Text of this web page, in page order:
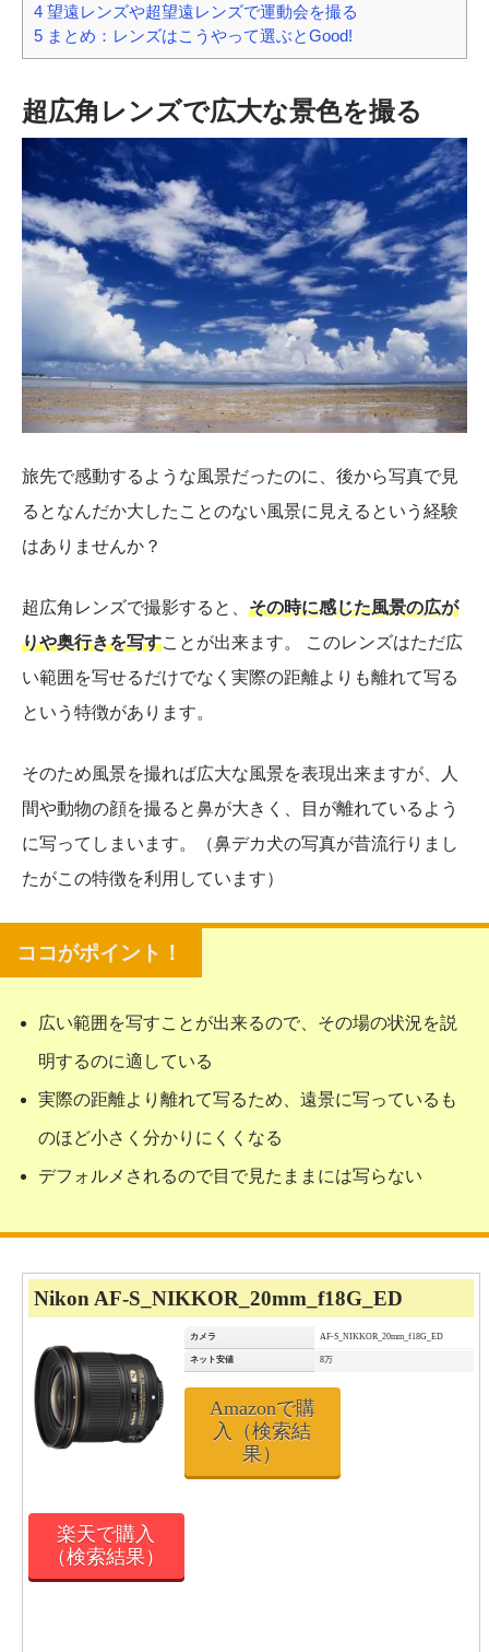
4 望遠レンズや超望遠レンズで運動会を撮る
5 まとめ：レンズはこうやって選ぶとGood!
超広角レンズで広大な景色を撮る
旅先で感動するような風景だったのに、後から写真で見
るとなんだか大したことのない風景に見えるという経験
はありませんか？
超広角レンズで撮影すると、 その時に感じた風景の広が
りや奥行きを写すことが出来ます。 このレンズはただ広
い範囲を写せるだけでなく実際の距離よりも離れて写る
という特徴があります。
そのため風景を撮れば広大な風景を表現出来ますが、人
間や動物の顔を撮ると鼻が大きく、目が離れているよう
に写ってしまいます。（鼻デカ犬の写真が昔流行りまし
たがこの特徴を利用しています）
広い範囲を写すことが出来るので、その場の状況を説
明するのに適している
実際の距離より離れて写るため、遠景に写っているも
のほど小さく分かりにくくなる
デフォルメされるので目で見たままには写らない
Nikon AF-S_NIKKOR_20mm_f18G_ED
カメラ AF-S_NIKKOR_20mm_f18G_ED
ネット安値 8万
Amazonで購
入（検索結
果）
楽天で購入
（検索結果）